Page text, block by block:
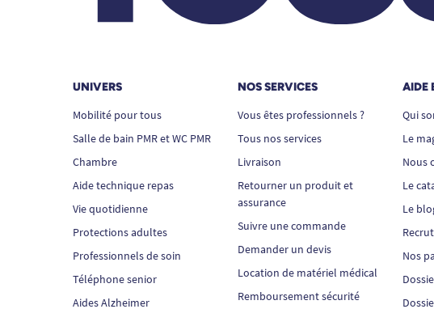
UNIVERS
Mobilité pour tous
Salle de bain PMR et WC PMR
Chambre
Aide technique repas
Vie quotidienne
Protections adultes
Professionnels de soin
Téléphone senior
Aides Alzheimer
NOS SERVICES
Vous êtes professionnels ?
Tous nos services
Livraison
Retourner un produit et
assurance
Suivre une commande
Demander un devis
Location de matériel médical
Remboursement sécurité
AIDE
Qui
Le
Nous
Le
Le
Nos